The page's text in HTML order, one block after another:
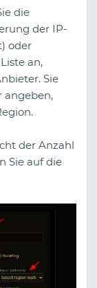
die
der IP-
oder
an,
Sie
angeben,
der Anzahl
Sie auf die